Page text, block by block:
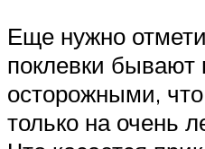
Еще нужно
поклевки бывают
осторожными,
только на очень